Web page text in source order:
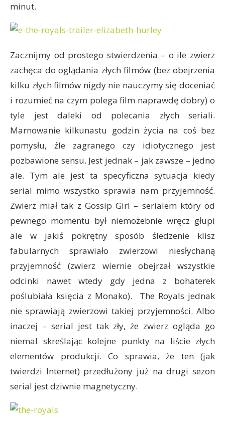
minut.
Zacznijmy od prostego stwierdzenia – o ile zwierz
zachęca do oglądania złych filmów (bez obejrzenia
kilku złych filmów nigdy nie nauczymy się doceniać
i rozumieć na czym polega film naprawdę dobry) o
tyle jest daleki od polecania złych seriali.
Marnowanie kilkunastu godzin życia na coś bez
pomysłu, źle zagranego czy idiotycznego jest
pozbawione sensu. Jest jednak – jak zawsze – jedno
ale. Tym ale jest ta specyficzna sytuacja kiedy
serial mimo wszystko sprawia nam przyjemność.
Zwierz miał tak z Gossip Girl – serialem który od
pewnego momentu był niemożebnie wręcz głupi
ale w jakiś pokrętny sposób śledzenie klisz
fabularnych sprawiało zwierzowi niesłychaną
przyjemność (zwierz wiernie obejrzał wszystkie
odcinki nawet wtedy gdy jedna z bohaterek
poślubiała księcia z Monako). The Royals jednak
nie sprawiają zwierzowi takiej przyjemności. Albo
inaczej – serial jest tak zły, że zwierz ogląda go
niemal skreślając kolejne punkty na liście złych
elementów produkcji. Co sprawia, że ten (jak
twierdzi Internet) przedłużony już na drugi sezon
serial jest dziwnie magnetyczny.